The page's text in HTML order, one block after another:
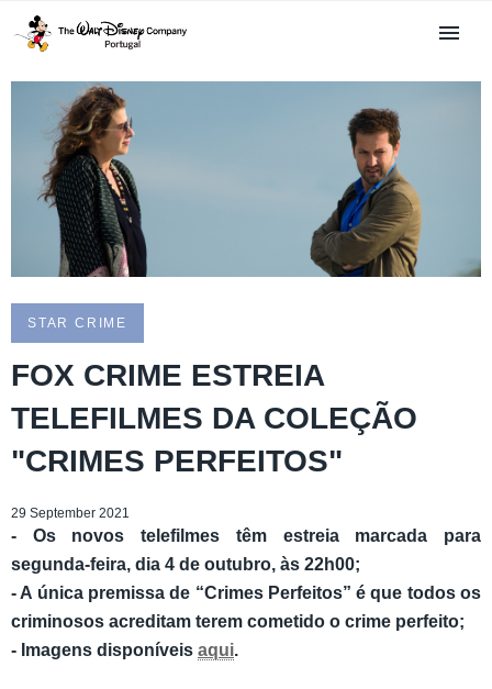
STAR CRIME
FOX CRIME ESTREIA
TELEFILMES DA COLEÇÃO
"CRIMES PERFEITOS"
29 September 2021
- Os novos telefilmes têm estreia marcada para
segunda-feira, dia 4 de outubro, às 22h00;
- A única premissa de “Crimes Perfeitos” é que todos os
criminosos acreditam terem cometido o crime perfeito;
- Imagens disponíveis aqui.